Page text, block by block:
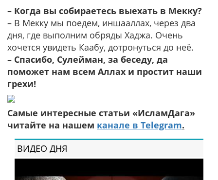
– Когда вы собираетесь выехать в Мекку?
– В Мекку мы поедем, иншааллах, через два
дня, где выполним обряды Хаджа. Очень
хочется увидеть Каабу, дотронуться до неё.
– Спасибо, Сулейман, за беседу, да
поможет нам всем Аллах и простит наши
грехи!
Самые интересные статьи «ИсламДага»
читайте на нашем канале в Telegram.
ВИДЕО ДНЯ